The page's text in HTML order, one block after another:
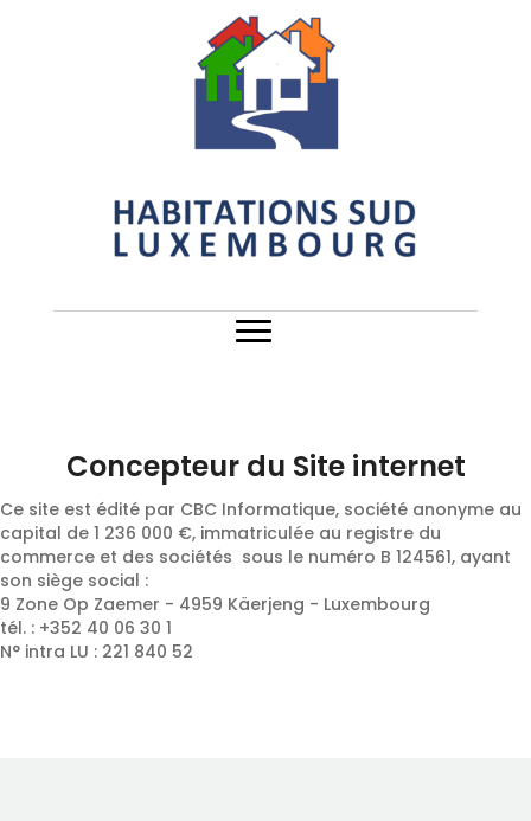
Concepteur du Site internet
Ce site est édité par CBC Informatique, société anonyme au
capital de 1 236 000 €, immatriculée au registre du
commerce et des sociétés sous le numéro B 124561, ayant
son siège social :
9 Zone Op Zaemer - 4959 Käerjeng - Luxembourg
tél. : +352 40 06 30 1
N° intra LU : 221 840 52